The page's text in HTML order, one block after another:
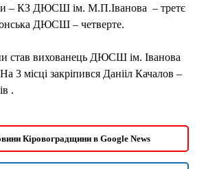
– КЗ ДЮСШ ім. М.П.Іванова – третє
ДЮСШ – четверте.
став вихованець ДЮСШ ім. Іванова
3 місці закріпився Данііл Качалов –
.
Кіровоградщини в Google News